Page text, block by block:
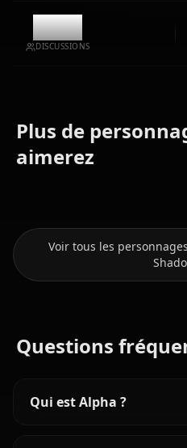
10.8k
DISCUSSIONS
Plus de
aimerez
Voir tous les
Questions
Qui est Alpha ?